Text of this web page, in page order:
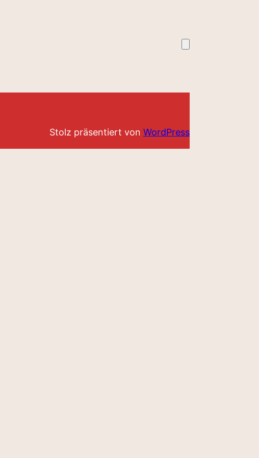
Stolz präsentiert von WordPress